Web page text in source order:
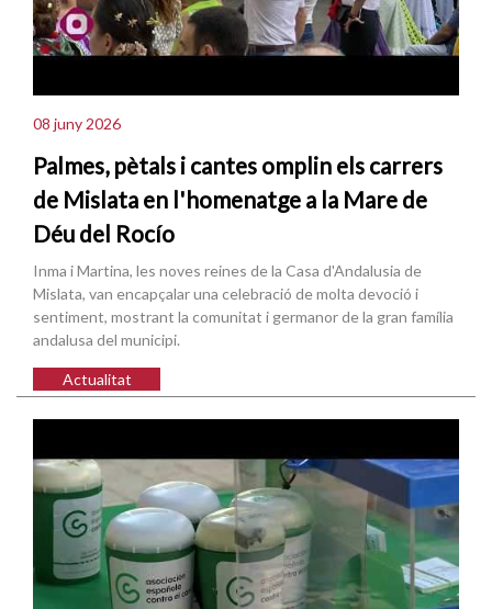
08 juny 2026
Palmes, pètals i cantes omplin els carrers
de Mislata en l'homenatge a la Mare de
Déu del Rocío
Inma i Martina, les noves reines de la Casa d'Andalusia de
Mislata, van encapçalar una celebració de molta devoció i
sentiment, mostrant la comunitat i germanor de la gran família
andalusa del municipi.
Actualitat